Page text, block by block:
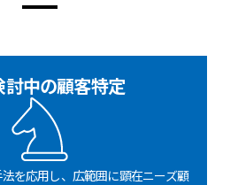
討中の顧客特定
を応用し、広範囲に顕在ニーズ顧